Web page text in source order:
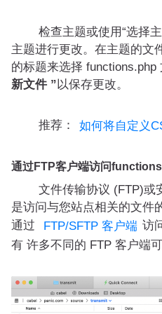
检查主题或使用“选择主
主题进行更改。在主题的文
的标题来选择
新文件 ”以保存更改。
推荐： 如何将自定义
通过FTP客户端访问
文件传输协议 (FTP)或
是访问与您站点相关的文件
通过
FTP/SFTP 客户端 访
有 许多不同的 FTP 客户端可